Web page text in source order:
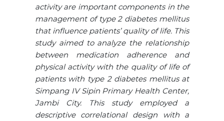
activity are important components in the
management of type 2 diabetes mellitus
that influence patients’ quality of life. This
study aimed to analyze the relationship
between medication adherence and
physical activity with the quality of life of
patients with type 2 diabetes mellitus at
Simpang IV Sipin Primary Health Center,
Jambi City. This study employed a
descriptive correlational design with a